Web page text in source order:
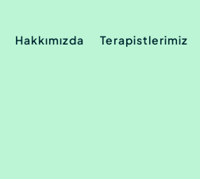
Hakkımızda Terapistlerimiz